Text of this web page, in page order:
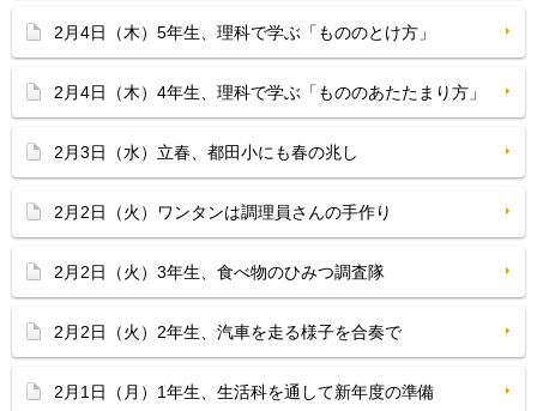
2月4日（木）5年生、理科で学ぶ「もののとけ方」
2月4日（木）4年生、理科で学ぶ「もののあたたまり方」
2月3日（水）立春、都田小にも春の兆し
2月2日（火）ワンタンは調理員さんの手作り
2月2日（火）3年生、食べ物のひみつ調査隊
2月2日（火）2年生、汽車を走る様子を合奏で
2月1日（月）1年生、生活科を通して新年度の準備